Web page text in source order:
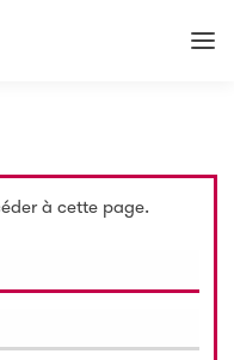
à cette page.